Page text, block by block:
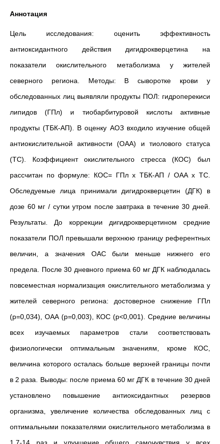
Аннотация
Цель исследования: оценить эффективность
антиоксидантного действия дигидрокверцетина на
показатели окислительного метаболизма у жителей
северного региона. Методы: В сыворотке крови у
обследованных лиц выявляли продукты ПОЛ: гидроперекиси
липидов (ГПл) и тиобарбитуровой кислоты активные
продукты (ТБК-АП). В оценку АОЗ входило изучение общей
антиокислительной активности (ОАА) и тиолового статуса
(ТС). Коэффициент окислительного стресса (КОС) был
рассчитан по формуле: КОС= ГПл х ТБК-АП / ОАА х ТС.
Обследуемые лица принимали дигидрокверцетин (ДГК) в
дозе 60 мг / сутки утром после завтрака в течение 30 дней.
Результаты. До коррекции дигидрокверцетином средние
показатели ПОЛ превышали верхнюю границу референтных
величин, а значения ОАС были меньше нижнего его
предела. После 30 дневного приема 60 мг ДГК наблюдалась
повсеместная нормализация окислительного метаболизма у
жителей северного региона: достоверное снижение ГПл
(р=0,034), ОАА (р=0,003), КОС (р<0,001). Средние величины
всех изучаемых параметров стали соответствовать
физиологически оптимальным значениям, кроме КОС,
величина которого осталась больше верхней границы почти
в 2 раза. Выводы: после приема 60 мг ДГК в течение 30 дней
установлено повышение антиоксидантных резервов
организма, увеличение количества обследованных лиц с
оптимальными показателями окислительного метаболизма в